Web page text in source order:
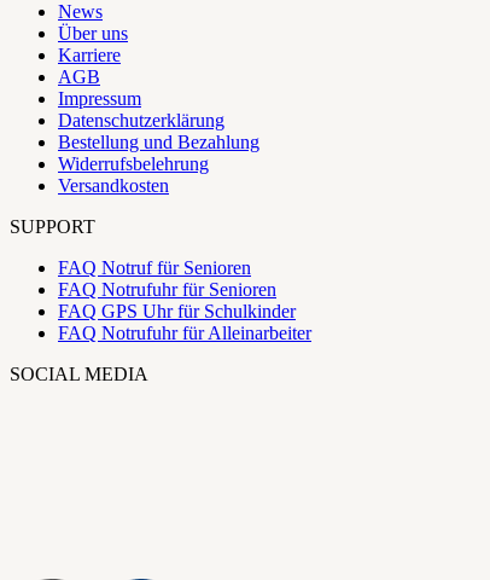
News
Über uns
Karriere
AGB
Impressum
Datenschutzerklärung
Bestellung und Bezahlung
Widerrufsbelehrung
Versandkosten
SUPPORT
FAQ Notruf für Senioren
FAQ Notrufuhr für Senioren
FAQ GPS Uhr für Schulkinder
FAQ Notrufuhr für Alleinarbeiter
SOCIAL MEDIA